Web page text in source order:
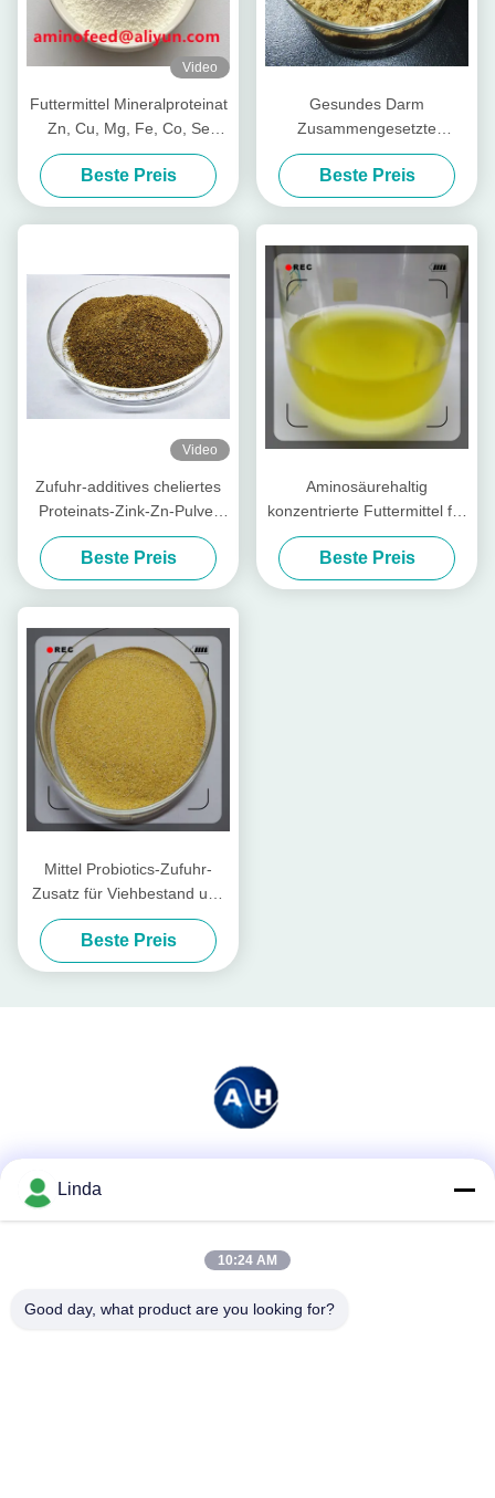
Video
Futtermittel Mineralproteinat
Zn, Cu, Mg, Fe, Co, Se
Form
Beste Preis
Gesundes Darm
Zusammengesetzte
Nährstoffpeptide für Viehvieh
Beste Preis
Video
Zufuhr-additives cheliertes
Proteinats-Zink-Zn-Pulver
mit Rohprotein für
Futtermühle
Beste Preis
Aminosäurehaltig
konzentrierte Futtermittel für
Geflügel und Vieh
Beste Preis
Mittel Probiotics-Zufuhr-
Zusatz für Viehbestand und
Geflügel
Beste Preis
Linda
10:24 AM
Good day, what product are you looking for?